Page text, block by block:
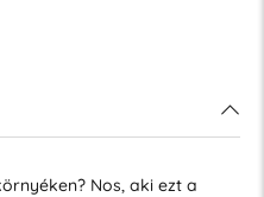
Nos, aki ezt a